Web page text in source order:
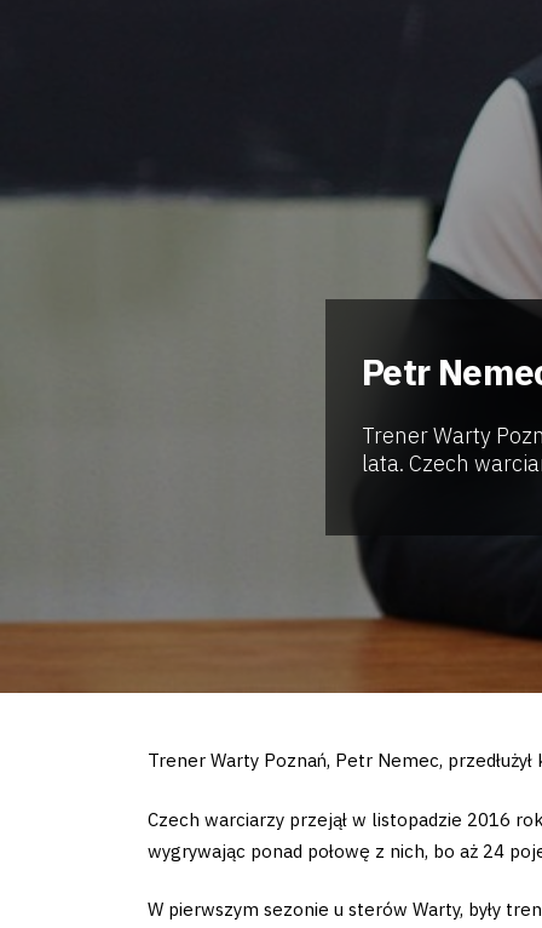
Petr
Trener Warty
lata. Czech
Trener Warty Poznań, Petr Nemec,
Czech warciarzy przejął w listopadzie 2016
wygrywając ponad połowę z nich, bo aż 24
W pierwszym sezonie u sterów Warty, były